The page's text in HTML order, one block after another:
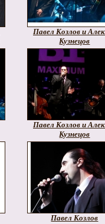
Павел Козлов и
Кузнецов
Павел Козлов и
Кузнецов
Павел Козлов